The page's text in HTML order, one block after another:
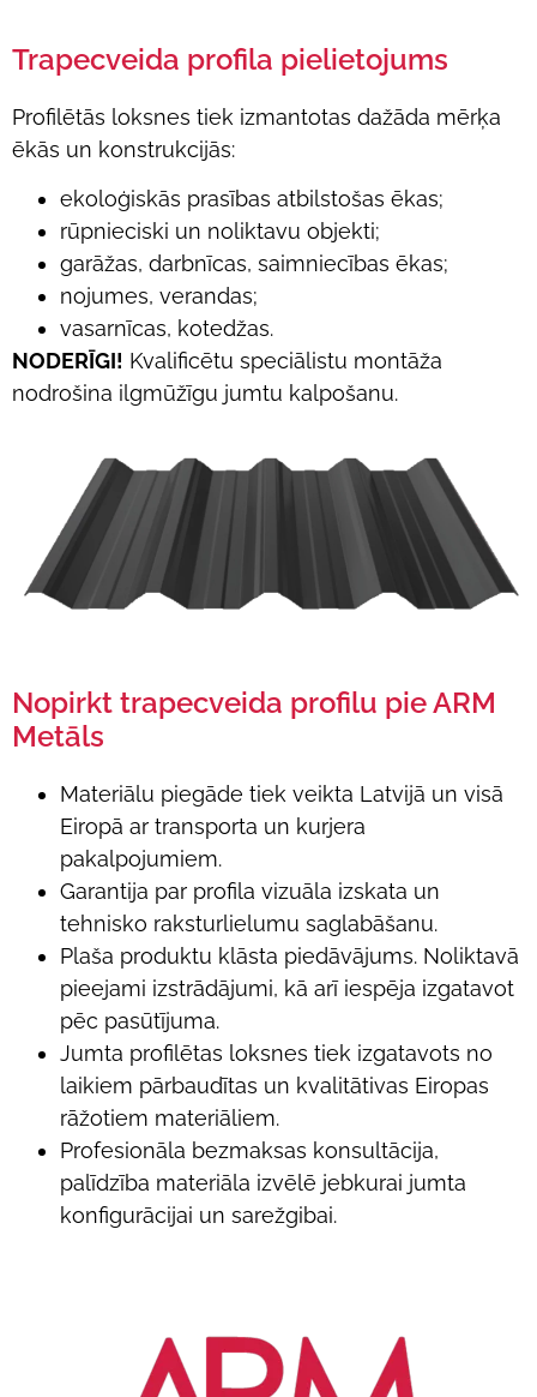
Trapecveida profila pielietojums
Profilētās loksnes tiek izmantotas dažāda mērķa
ēkās un konstrukcijās:
ekoloģiskās prasības atbilstošas ēkas;
rūpnieciski un noliktavu objekti;
garāžas, darbnīcas, saimniecības ēkas;
nojumes, verandas;
vasarnīcas, kotedžas.
NODERĪGI! Kvalificētu speciālistu montāža
nodrošina ilgmūžīgu jumtu kalpošanu.
Nopirkt trapecveida profilu pie ARM
Metāls
Materiālu piegāde tiek veikta Latvijā un visā
Eiropā ar transporta un kurjera
pakalpojumiem.
Garantija par profila vizuāla izskata un
tehnisko raksturlielumu saglabāšanu.
Plaša produktu klāsta piedāvājums. Noliktavā
pieejami izstrādājumi, kā arī iespēja izgatavot
pēc pasūtījuma.
Jumta profilētas loksnes tiek izgatavots no
laikiem pārbaudītas un kvalitātivas Eiropas
rāžotiem materiāliem.
Profesionāla bezmaksas konsultācija,
palīdzība materiāla izvēlē jebkurai jumta
konfigurācijai un sarežgibai.